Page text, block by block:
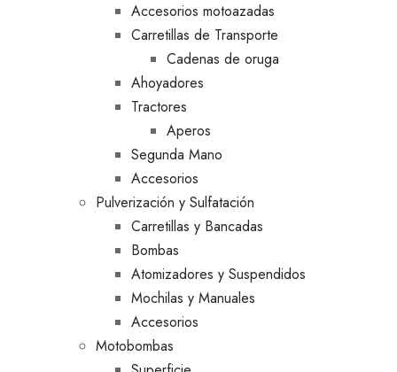
Accesorios motoazadas
Carretillas de Transporte
Cadenas de oruga
Ahoyadores
Tractores
Aperos
Segunda Mano
Accesorios
Pulverización y Sulfatación
Carretillas y Bancadas
Bombas
Atomizadores y Suspendidos
Mochilas y Manuales
Accesorios
Motobombas